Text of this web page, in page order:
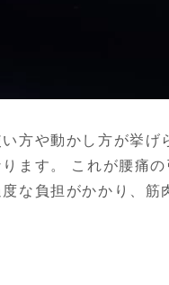
方や動かし方が挙
ます。 これが腰痛
な負担がかかり、筋